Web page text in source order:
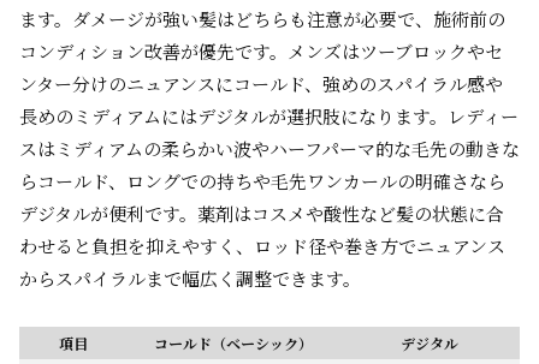
ます。ダメージが強い髪はどちらも注意が必要で、施術前の
コンディション改善が優先です。メンズはツーブロックやセ
ンター分けのニュアンスにコールド、強めのスパイラル感や
長めのミディアムにはデジタルが選択肢になります。レディー
スはミディアムの柔らかい波やハーフパーマ的な毛先の動きな
らコールド、ロングでの持ちや毛先ワンカールの明確さなら
デジタルが便利です。薬剤はコスメや酸性など髪の状態に合
わせると負担を抑えやすく、ロッド径や巻き方でニュアンス
からスパイラルまで幅広く調整できます。
項目 コールド（ベーシック）
デジタル